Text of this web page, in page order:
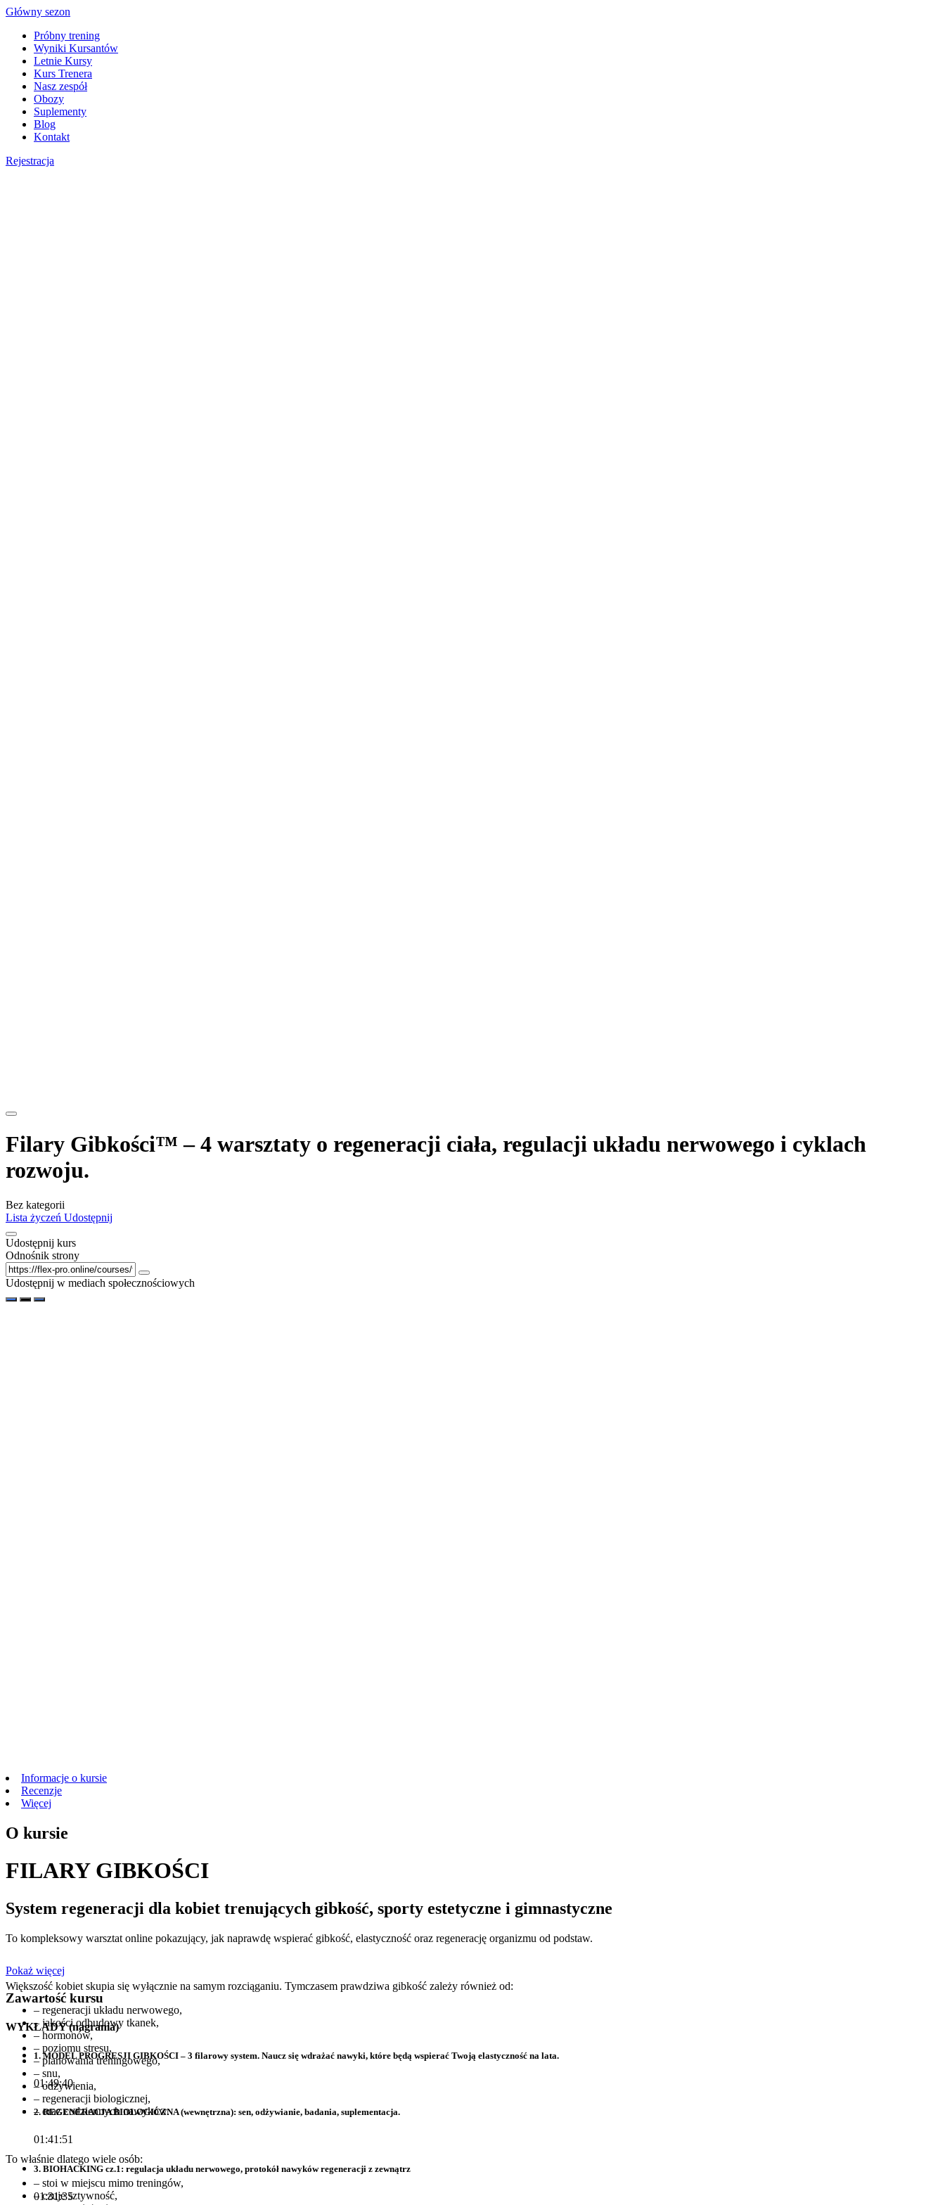
Skip
content
Główny sezon
Próbny trening
Wyniki Kursantów
Letnie Kursy
Kurs Trenera
Nasz zespół
Obozy
Suplementy
Blog
Kontakt
Rejestracja
Filary Gibkości™ – 4 warsztaty o regeneracji ciała, regulacji układu nerwowego i cyklach
rozwoju.
Bez kategorii
Lista życzeń Udostępnij
Udostępnij kurs
Odnośnik strony
Udostępnij w mediach społecznościowych
Informacje o kursie
Recenzje
Więcej
O kursie
FILARY GIBKOŚCI
System regeneracji dla kobiet trenujących gibkość, sporty estetyczne i gimnastyczne
To kompleksowy warsztat online pokazujący, jak naprawdę wspierać gibkość, elastyczność oraz regenerację organizmu od podstaw.
Większość kobiet skupia się wyłącznie na samym rozciąganiu. Tymczasem prawdziwa gibkość zależy również od:
– regeneracji układu nerwowego,
– jakości odbudowy tkanek,
– hormonów,
– poziomu stresu,
– planowania treningowego,
– snu,
– odżywienia,
– regeneracji biologicznej,
– oraz codziennych nawyków.
To właśnie dlatego wiele osób:
– stoi w miejscu mimo treningów,
– czuje sztywność,
Pokaż więcej
Zawartość kursu
WYKŁADY (nagrania)
1. MODEL PROGRESJI GIBKOŚCI – 3 filarowy system. Naucz się wdrażać nawyki, które będą wspierać Twoją elastyczność na lata.
01:49:40
2. REGENERACJA BIOLOGICZNA (wewnętrzna): sen, odżywianie, badania, suplementacja.
01:41:51
3. BIOHACKING cz.1: regulacja układu nerwowego, protokół nawyków regeneracji z zewnątrz
01:31:35